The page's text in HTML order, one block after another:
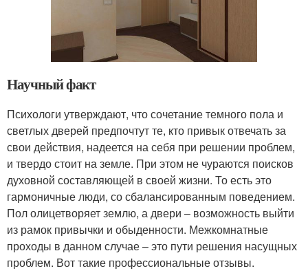
Научный факт
Психологи утверждают, что сочетание темного пола и
светлых дверей предпочтут те, кто привык отвечать за
свои действия, надеется на себя при решении проблем,
и твердо стоит на земле. При этом не чураются поисков
духовной составляющей в своей жизни. То есть это
гармоничные люди, со сбалансированным поведением.
Пол олицетворяет землю, а двери – возможность выйти
из рамок привычки и обыденности. Межкомнатные
проходы в данном случае – это пути решения насущных
проблем. Вот такие профессиональные отзывы.